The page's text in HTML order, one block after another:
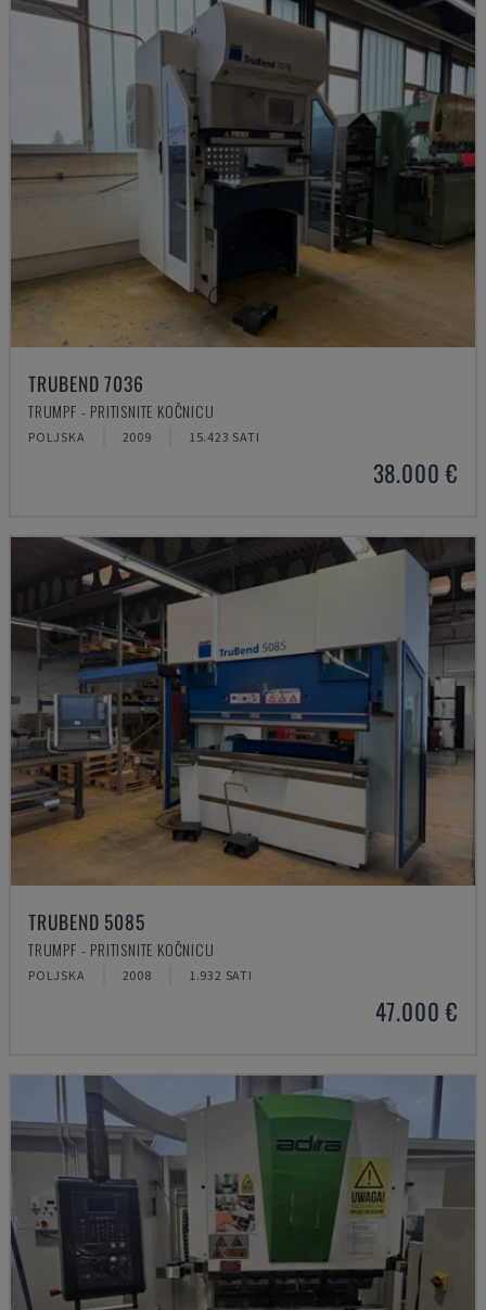
TRUBEND 7036
TRUMPF - PRITISNITE KOČNICU
POLJSKA 2009 15.423 SATI
38.000 €
TRUBEND 5085
TRUMPF - PRITISNITE KOČNICU
POLJSKA 2008 1.932 SATI
47.000 €